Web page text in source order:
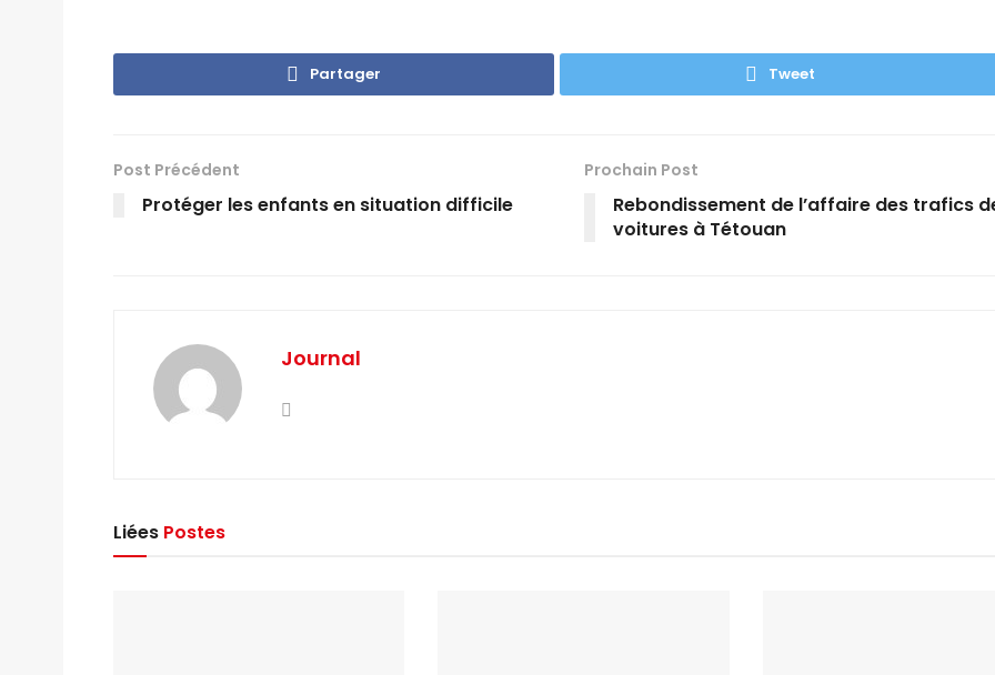
Partager Tweet
Post Précédent
Protéger les enfants en situation difficile
Prochain Post
Rebondissement de l’affaire des trafics
voitures à Tétouan
Journal
Liées Postes